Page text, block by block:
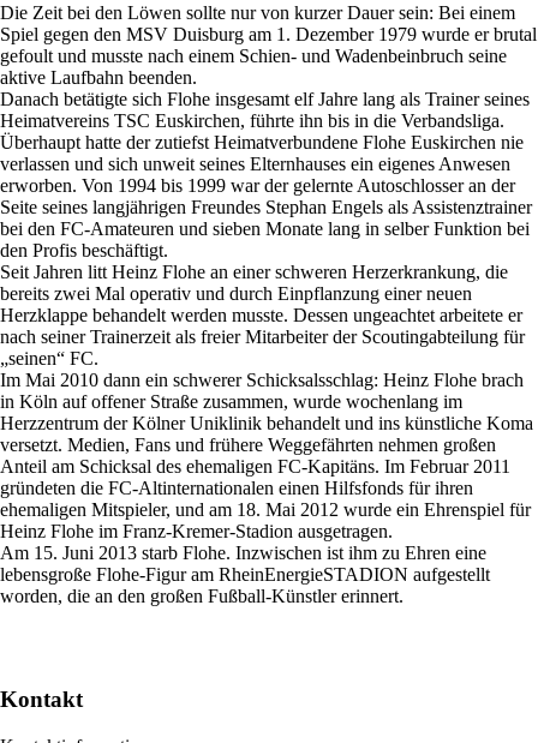
Die Zeit bei den Löwen sollte nur von kurzer Dauer sein: Bei einem
Spiel gegen den MSV Duisburg am 1. Dezember 1979 wurde er brutal
gefoult und musste nach einem Schien- und Wadenbeinbruch seine
aktive Laufbahn beenden.
Danach betätigte sich Flohe insgesamt elf Jahre lang als Trainer seines
Heimatvereins TSC Euskirchen, führte ihn bis in die Verbandsliga.
Überhaupt hatte der zutiefst Heimatverbundene Flohe Euskirchen nie
verlassen und sich unweit seines Elternhauses ein eigenes Anwesen
erworben. Von 1994 bis 1999 war der gelernte Autoschlosser an der
Seite seines langjährigen Freundes Stephan Engels als Assistenztrainer
bei den FC-Amateuren und sieben Monate lang in selber Funktion bei
den Profis beschäftigt.
Seit Jahren litt Heinz Flohe an einer schweren Herzerkrankung, die
bereits zwei Mal operativ und durch Einpflanzung einer neuen
Herzklappe behandelt werden musste. Dessen ungeachtet arbeitete er
nach seiner Trainerzeit als freier Mitarbeiter der Scoutingabteilung für
„seinen“ FC.
Im Mai 2010 dann ein schwerer Schicksalsschlag: Heinz Flohe brach
in Köln auf offener Straße zusammen, wurde wochenlang im
Herzzentrum der Kölner Uniklinik behandelt und ins künstliche Koma
versetzt. Medien, Fans und frühere Weggefährten nehmen großen
Anteil am Schicksal des ehemaligen FC-Kapitäns. Im Februar 2011
gründeten die FC-Altinternationalen einen Hilfsfonds für ihren
ehemaligen Mitspieler, und am 18. Mai 2012 wurde ein Ehrenspiel für
Heinz Flohe im Franz-Kremer-Stadion ausgetragen.
Am 15. Juni 2013 starb Flohe. Inzwischen ist ihm zu Ehren eine
lebensgroße Flohe-Figur am RheinEnergieSTADION aufgestellt
worden, die an den großen Fußball-Künstler erinnert.
Kontakt